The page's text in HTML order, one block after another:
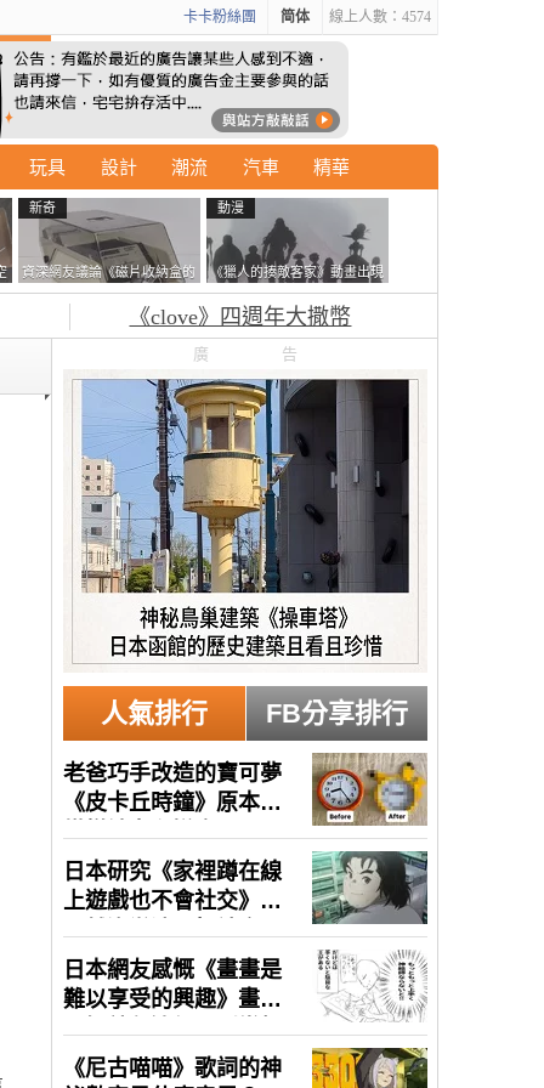
線上人數：4574
简体
卡卡粉絲團
玩具 設計 潮流 汽車 精華
新奇
資深網友議論《磁片收納盒的
鎖有什麼用》想偷的話整盒拿
動漫
《獵人的揍敵客家》動畫出現
的這個剪影是誰？你是不是忘
記還有這號人物了
《clove》四週年大撒幣
廣告
人氣排行 FB分享排行